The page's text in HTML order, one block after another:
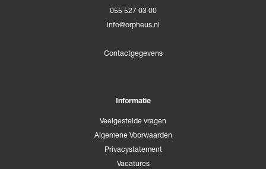
055 527 03 00
info@orpheus.nl
Contactgegevens
Informatie
Veelgestelde vragen
Algemene Voorwaarden
Privacystatement
Vacatures